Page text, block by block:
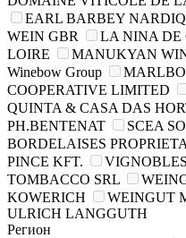
EARL BARBEY
WEIN GBR
LA NINA DE
LOIRE
MANUKYAN
Winebow Group
COOPERATIVE LIMITED
QUINTA & CASA DAS
PH.BENTENAT
SCEA
BORDELAISES
PINCE KFT.
TOMBACCO SRL
KOWERICH
WEINGUT
ULRICH LANGGUTH
Регион